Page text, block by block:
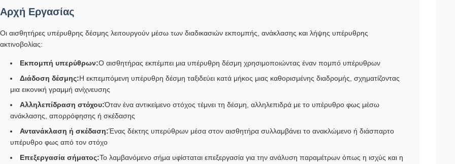
Αρχή Εργασίας
Οι αισθητήρες υπέρυθρης δέσμης λειτουργούν μέσω των διαδικασιών εκπομπής, ανάκλασης και λήψης υπέρυθρης
ακτινοβολίας:
Εκπομπή υπερύθρων:Ο αισθητήρας εκπέμπει μια υπέρυθρη δέσμη χρησιμοποιώντας έναν πομπό υπέρυθρων
Διάδοση δέσμης:Η εκπεμπόμενη υπέρυθρη δέσμη ταξιδεύει κατά μήκος μιας καθορισμένης διαδρομής, σχηματίζοντας
μια εικονική γραμμή ανίχνευσης
Αλληλεπίδραση στόχου:Όταν ένα αντικείμενο στόχος τέμνει τη δέσμη, αλληλεπιδρά με το υπέρυθρο φως μέσω
ανάκλασης, απορρόφησης ή σκέδασης
Αντανάκλαση ή σκέδαση:Ένας δέκτης υπερύθρων μέσα στον αισθητήρα συλλαμβάνει το ανακλώμενο ή διάσπαρτο
υπέρυθρο φως από τον στόχο
Επεξεργασία σήματος:Το λαμβανόμενο σήμα υφίσταται επεξεργασία για την ανάλυση παραμέτρων όπως η ισχύς και η